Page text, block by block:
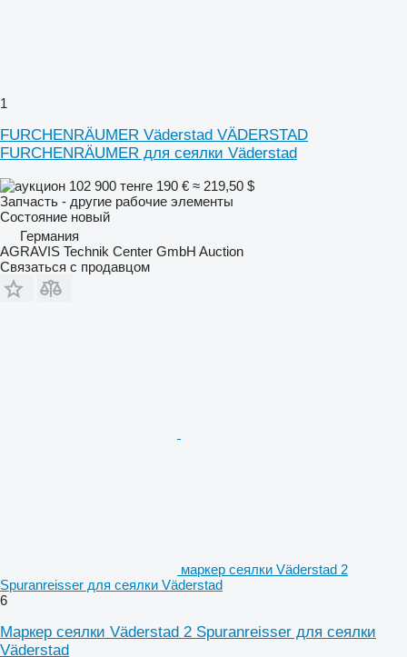
1
FURCHENRÄUMER Väderstad VÄDERSTAD
FURCHENRÄUMER для сеялки Väderstad
102 900 тенге 190 € ≈ 219,50 $
Запчасть - другие рабочие элементы
Состояние новый
Германия
AGRAVIS Technik Center GmbH Auction
Связаться с продавцом
маркер сеялки Väderstad 2
Spuranreisser для сеялки Väderstad
6
Маркер сеялки Väderstad 2 Spuranreisser для сеялки
Väderstad